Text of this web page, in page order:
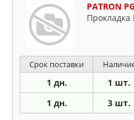
PATRON
Прокладка
Срок поставки
1 дн. 1 шт.
1 дн. 3 шт.